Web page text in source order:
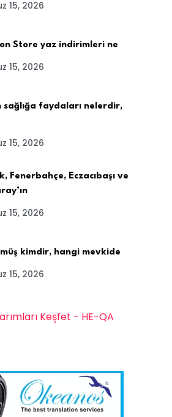
15, 2026
Store yaz indirimleri ne
15, 2026
sağlığa faydaları nelerdir,
15, 2026
Fenerbahçe, Eczacıbaşı ve
15, 2026
kimdir, hangi mevkide
15, 2026